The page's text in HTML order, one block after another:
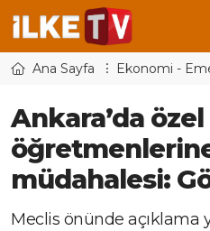
Ana Sayfa Ekonomi -
Ankara’da
müdahalesi:
Meclis önünde açıklama